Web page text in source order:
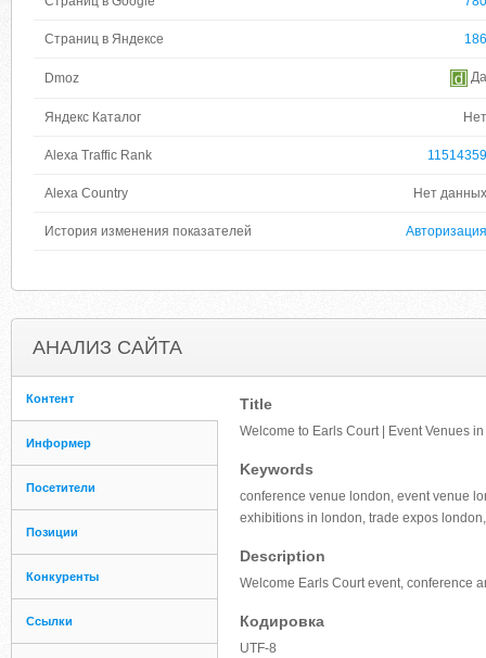
Страниц в Яндексе 186
Dmoz Да
Яндекс Каталог Нет
Alexa Traffic Rank 11514359
Alexa Country Нет данных
История изменения показателей Авторизация
АНАЛИЗ САЙТА
Контент
Информер
Посетители
Позиции
Конкуренты
Ссылки
Title
Welcome to Earls Court | Event Venues
Keywords
conference venue london, event venue
exhibitions in london, trade expos
Description
Welcome Earls Court event, conference
Кодировка
UTF-8